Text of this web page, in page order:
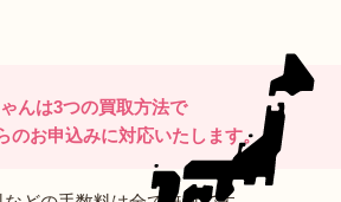
たのご利用をお待ちしておりま
んは3つの買取方法で
のお申込みに対応いたします。